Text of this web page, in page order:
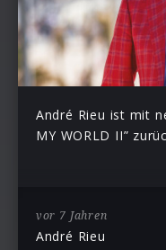
André Rieu ist mit
MY WORLD II”
vor 7 Jahren
André Rieu